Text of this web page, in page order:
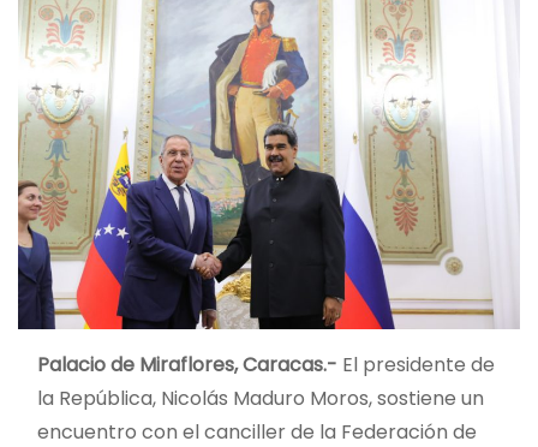
Palacio de Miraflores, Caracas.- El presidente de
la República, Nicolás Maduro Moros, sostiene un
encuentro con el canciller de la Federación de